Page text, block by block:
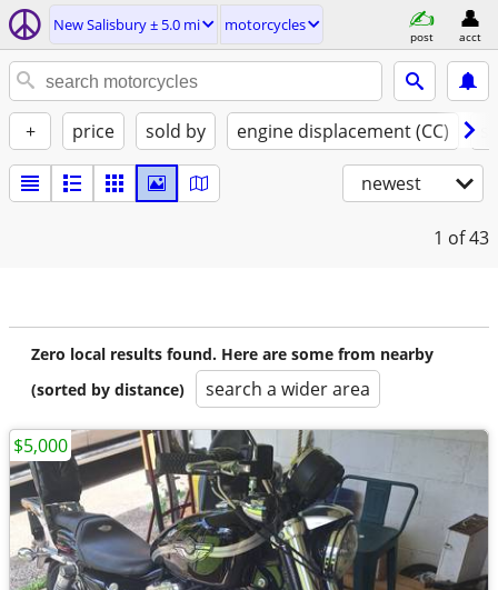
New Salisbury ± 5.0 mi motorcycles
post acct
+ price sold by engine displacement (CC)
newest
1 of 43
Zero local results found. Here are some from nearby
(sorted by distance)
search a wider area
$5,000